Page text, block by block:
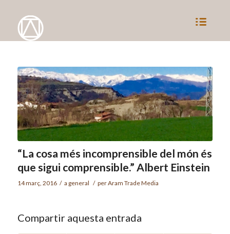
“La cosa més incomprensible del món és
que sigui comprensible.” Albert Einstein
14 març, 2016 / a general / perAram Trade Media
Compartir aquesta entrada